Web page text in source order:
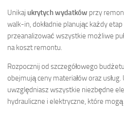
Unikaj ukrytych wydatków przy
walk-in, dokładnie planując każdy
przeanalizować wszystkie możliwe
na koszt remontu.
Rozpocznij od szczegółowego
obejmują ceny materiałów oraz
uwzględniasz wszystkie niezbędne
hydrauliczne i elektryczne, które